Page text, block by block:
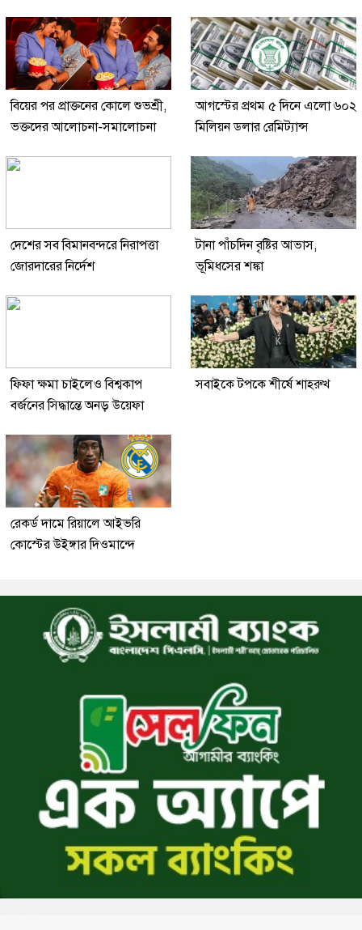
বিয়ের পর প্রাক্তনের কোলে শুভশ্রী,
ভক্তদের আলোচনা-সমালোচনা
আগস্টের প্রথম ৫ দিনে এলো ৬০২
মিলিয়ন ডলার রেমিট্যান্স
দেশের সব বিমানবন্দরে নিরাপত্তা
জোরদারের নির্দেশ
টানা পাঁচদিন বৃষ্টির আভাস,
ভূমিধসের শঙ্কা
ফিফা ক্ষমা চাইলেও বিশ্বকাপ
বর্জনের সিদ্ধান্তে অনড় উয়েফা
সবাইকে টপকে শীর্ষে শাহরুখ
রেকর্ড দামে রিয়ালে আইভরি
কোস্টের উইঙ্গার দিওমান্দে